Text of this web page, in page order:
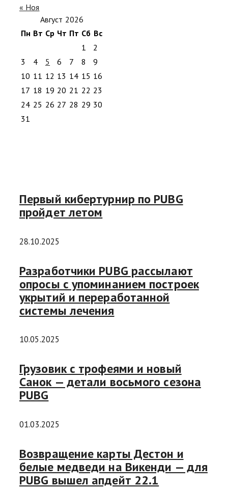
« Ноя
Август 2026
Пн Вт Ср Чт Пт Сб Вс
1
2
3
4 5 6 7 8
9
10 11 12 13 14 15 16
17 18 19 20 21 22 23
24 25 26 27 28 29 30
31
Первый кибертурнир по PUBG
пройдет летом
28.10.2025
Разработчики PUBG рассылают
опросы с упоминанием построек
укрытий и переработанной
системы лечения
10.05.2025
Грузовик с трофеями и новый
Санок — детали восьмого сезона
PUBG
01.03.2025
Возвращение карты Дестон и
белые медведи на Викенди — для
PUBG вышел апдейт 22.1